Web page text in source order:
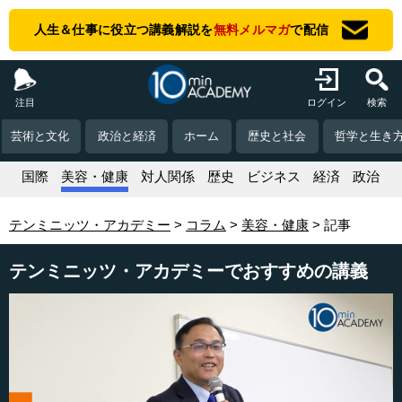
人生＆仕事に役立つ講義解説を無料メルマガで配信
注目 ログイン 検索
芸術と文化 政治と経済 ホーム 歴史と社会 哲学と生き
国際 美容・健康 対人関係 歴史 ビジネス 経済 政治
テンミニッツ・アカデミー コラム 美容・健康 記事
テンミニッツ・アカデミーでおすすめの講義